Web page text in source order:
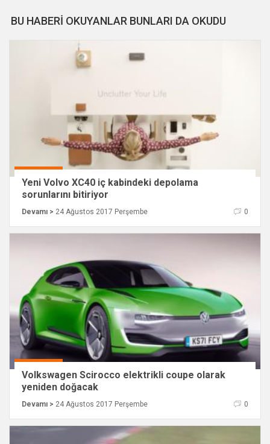
BU HABERİ OKUYANLAR BUNLARI DA OKUDU
Yeni Volvo XC40 iç kabindeki depolama
sorunlarını bitiriyor
Devamı > 24 Ağustos 2017 Perşembe 0
Volkswagen Scirocco elektrikli coupe olarak
yeniden doğacak
Devamı > 24 Ağustos 2017 Perşembe 0